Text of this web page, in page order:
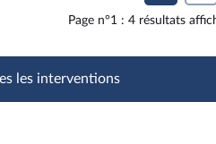
Page n°1 : 4 résultats
les interventions